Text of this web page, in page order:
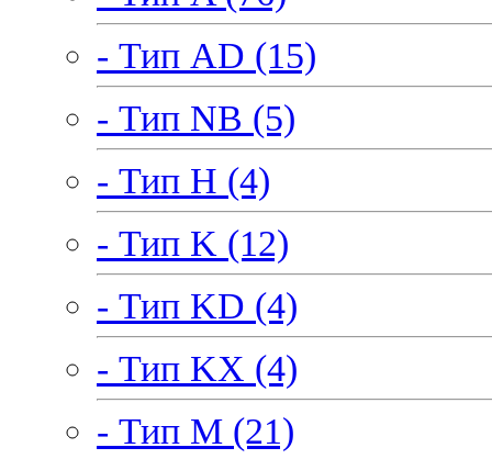
- Тип AD (15)
- Тип NB (5)
- Тип H (4)
- Тип K (12)
- Тип KD (4)
- Тип KX (4)
- Тип M (21)